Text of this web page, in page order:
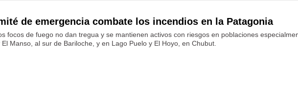
de emergencia combate los incendios en la Patagonia
focos de fuego no dan tregua y se mantienen activos con riesgos en poblaciones
El Manso, al sur de Bariloche, y en Lago Puelo y El Hoyo, en Chubut.